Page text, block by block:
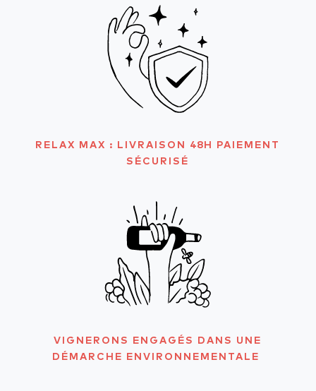
RELAX MAX : LIVRAISON 48H PAIEMENT
SÉCURISÉ
VIGNERONS ENGAGÉS DANS UNE
DÉMARCHE ENVIRONNEMENTALE